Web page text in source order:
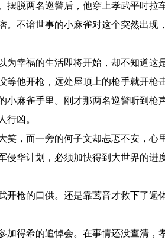
脱两名巡警后，他穿上孝武平时拉
不谙世事的小麻雀对这个突然出现
为幸福的生活即将开始，却不知道这
他开枪，远处屋顶上的枪手就开枪
麻雀手里。刚才那两名巡警听到枪
行凶。
笑，而一旁的何子文却忐忑不安，心
华计划，必须加快得到大世界的进
开枪的口供。还是靠莺音才救下了遍
得希的追悼会。在事情还没查清，